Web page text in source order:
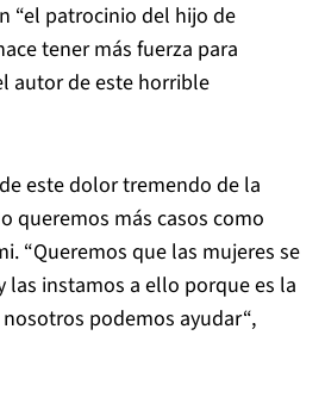
“el patrocinio del hijo de
tener más fuerza para
autor de este horrible
este dolor tremendo de la
queremos más casos como
“Queremos que las mujeres se
las instamos a ello porque es la
podemos ayudar“,